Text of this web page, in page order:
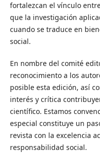
fortalezcan el vínculo
que la investigación
cuando se traduce en
social.
En nombre del comité
reconocimiento a los
posible esta edición, así
interés y crítica
científico. Estamos
especial constituye un
revista con la excelencia
responsabilidad social.